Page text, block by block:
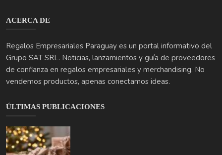
ACERCA DE
Regalos Empresariales Paraguay es un portal informativo del
Grupo SAT SRL. Noticias, lanzamientos y guía de proveedores
de confianza en regalos empresariales y merchandising. No
vendemos productos, apenas conectamos ideas.
ÚLTIMAS PUBLICACIONES